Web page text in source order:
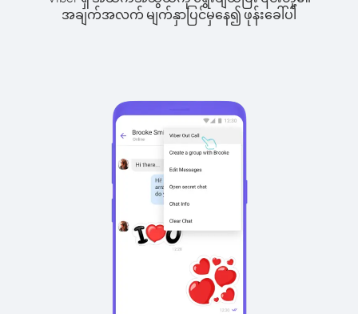
အချက်အလက် မျက်နှာပြင်မှနေ၍ ဖုန်းခေါ်ပါ